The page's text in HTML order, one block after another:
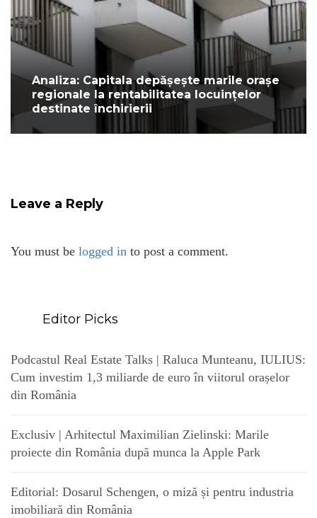
Analiza: Capitala depășește marile orașe
regionale la rentabilitatea locuințelor
destinate închirierii
Leave a Reply
You must be logged in to post a comment.
Editor Picks
Podcastul Real Estate Talks | Raluca Munteanu, IULIUS:
Cum investim 1,3 miliarde de euro în viitorul orașelor
din România
Exclusiv | Arhitectul Maximilian Zielinski: Marile
proiecte din România după munca la Apple Park
Editorial: Dosarul Schengen, o miză și pentru industria
imobiliară din România